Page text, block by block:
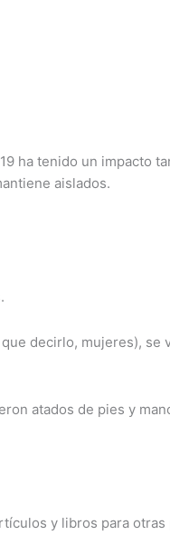
ha tenido un impacto
aislados.
decirlo, mujeres), se
atados de pies y
y libros para otras